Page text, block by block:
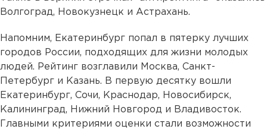
Волгоград, Новокузнецк и Астрахань.
Напомним, Екатеринбург попал в пятерку лучших
городов России, подходящих для жизни молодых
людей. Рейтинг возглавили Москва, Санкт-
Петербург и Казань. В первую десятку вошли
Екатеринбург, Сочи, Краснодар, Новосибирск,
Калининград, Нижний Новгород и Владивосток.
Главными критериями оценки стали возможности